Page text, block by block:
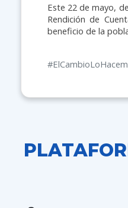
Este 22 de mayo,
Rendición de
beneficio de la